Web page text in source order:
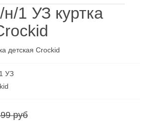
1 УЗ куртка
детская Crockid
УЗ
руб